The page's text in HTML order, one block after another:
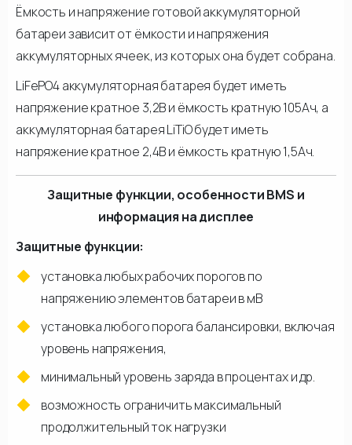
Ёмкость и напряжение готовой аккумуляторной
батареи зависит от ёмкости и напряжения
аккумуляторных ячеек, из которых она будет собрана.
LiFePO4 аккумуляторная батарея будет иметь
напряжение кратное 3,2В и ёмкость кратную 105Ач, а
аккумуляторная батарея LiTiO будет иметь
напряжение кратное 2,4В и ёмкость кратную 1,5Ач.
Защитные функции, особенности BMS и
информация на дисплее
Защитные функции:
установка любых рабочих порогов по
напряжению элементов батареи в мВ
установка любого порога балансировки, включая
уровень напряжения,
минимальный уровень заряда в процентах и др.
возможность ограничить максимальный
продолжительный ток нагрузки